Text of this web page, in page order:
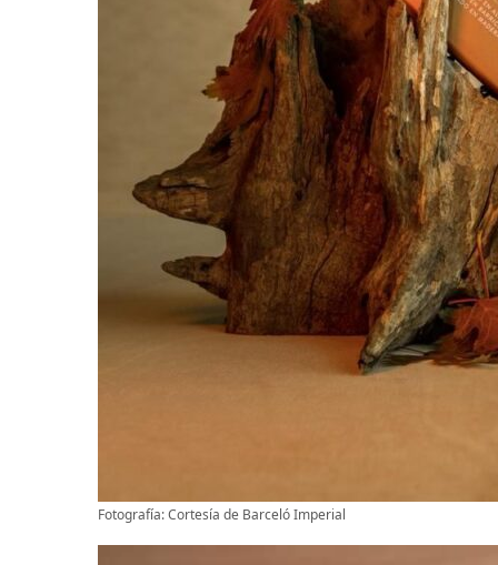
Fotografía: Cortesía de Barceló Imperial